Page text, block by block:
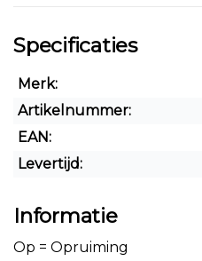
Specificaties
Merk:
Artikelnummer:
EAN:
Levertijd:
Informatie
Op = Opruiming